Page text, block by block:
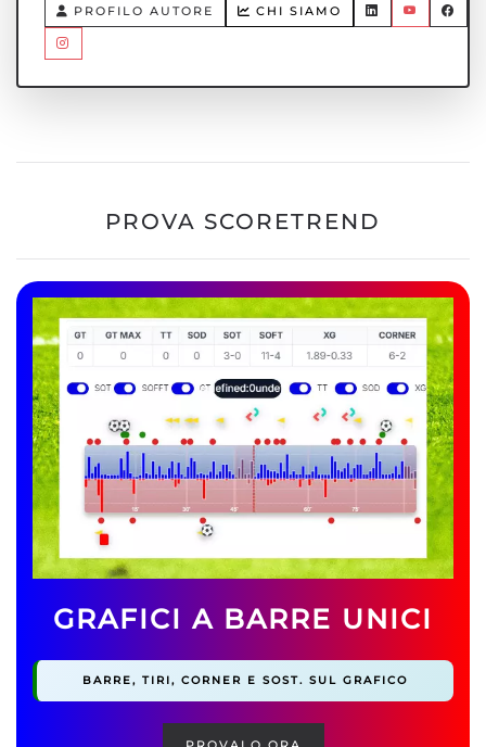
PROFILO AUTORE CHI SIAMO
PROVA SCORETREND
GRAFICI A BARRE UNICI
BARRE, TIRI, CORNER E SOST. SUL GRAFICO